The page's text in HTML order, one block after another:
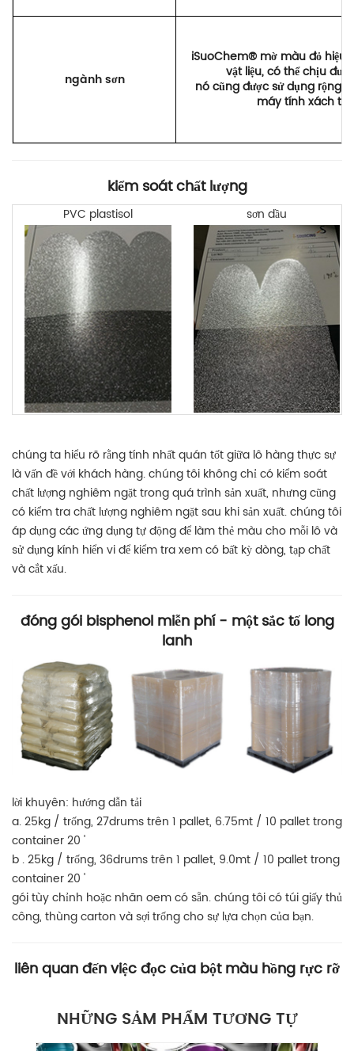
ngành sơn
iSuoChem® mờ màu đỏ hiệu
vật liệu, có thể chịu
nó cũng được sử dụng rộng
máy tính xách
kiểm soát chất lượng
PVC plastisol sơn dầu
chúng ta hiểu rõ rằng tính nhất quán tốt giữa lô hàng thực sự
là vấn đề với khách hàng. chúng tôi không chỉ có kiểm soát
chất lượng nghiêm ngặt trong quá trình sản xuất, nhưng cũng
có kiểm tra chất lượng nghiêm ngặt sau khi sản xuất. chúng tôi
áp dụng các ứng dụng tự động để làm thẻ màu cho mỗi lô và
sử dụng kính hiển vi để kiểm tra xem có bất kỳ dòng, tạp chất
và cắt xấu.
đóng gói bisphenol miễn phí - một sắc tố long
lanh
lời khuyên: hướng dẫn tải
a. 25kg / trống, 27drums trên 1 pallet, 6.75mt / 10 pallet trong
container 20 '
b .25kg / trống, 36drums trên 1 pallet, 9.0mt / 10 pallet trong
container 20 '
gói tùy chỉnh hoặc nhãn oem có sẵn. chúng tôi có túi giấy thủ
công, thùng carton và sợi trống cho sự lựa chọn của bạn.
liên quan đến việc đọc của bột màu hồng rực rỡ
NHỮNG SẢM PHẨM TƯƠNG TỰ